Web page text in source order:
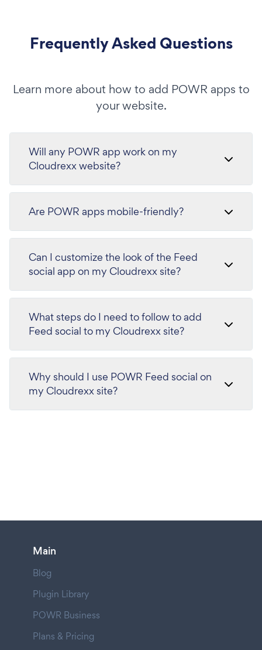
Frequently Asked Questions
Learn more about how to add POWR apps to
your website.
Will any POWR app work on my
Cloudrexx website?
Are POWR apps mobile-friendly?
Can I customize the look of the Feed
social app on my Cloudrexx site?
What steps do I need to follow to add
Feed social to my Cloudrexx site?
Why should I use POWR Feed social on
my Cloudrexx site?
Main
Blog
Plugin Library
POWR Business
Plans & Pricing